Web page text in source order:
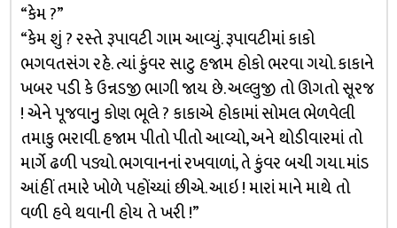
“કેમ ?”
“કેમ શું ? રસ્તે રૂપાવટી ગામ આવ્યું. રૂપાવટીમાં કાકો
ભગવતસંગ રહે. ત્યાં કુંવર સાટુ હજામ હોકો ભરવા ગયો. કાકાને
ખબર પડી કે ઉન્નડજી ભાગી જાય છે. અલ્લુજી તો ઊગતો સૂરજ
! એને પૂજવાનુુ કોણ ભૂલે ? કાકાએ હોકામાં સોમલ ભેળવેલી
તમાકુ ભરાવી. હજામ પીતો પીતો આવ્યો, અને થોડીવારમાં તો
માર્ગે ઢળી પડ્યો. ભગવાનનાં રખવાળાં, તે કુંવર બચી ગયા. માંડ
આંહીં તમારે ખોળે પહોંચ્યાં છીએ. આઇ ! મારાં માને માથે તો
વળી હવે થવાની હોય તે ખરી !”